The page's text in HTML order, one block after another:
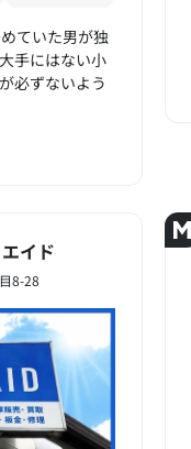
ていた男が独
手にはない小
必ずないよう
イド
8-28